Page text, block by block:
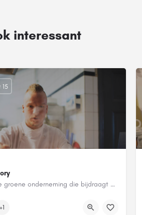
interessant
Sociale duurzame groene onderneming die bijdraagt aan een mooiere wereld
15
+1